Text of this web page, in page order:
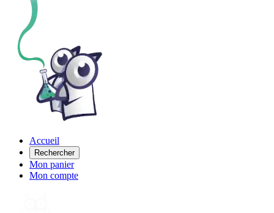
Accueil
Rechercher
Mon panier
Mon compte